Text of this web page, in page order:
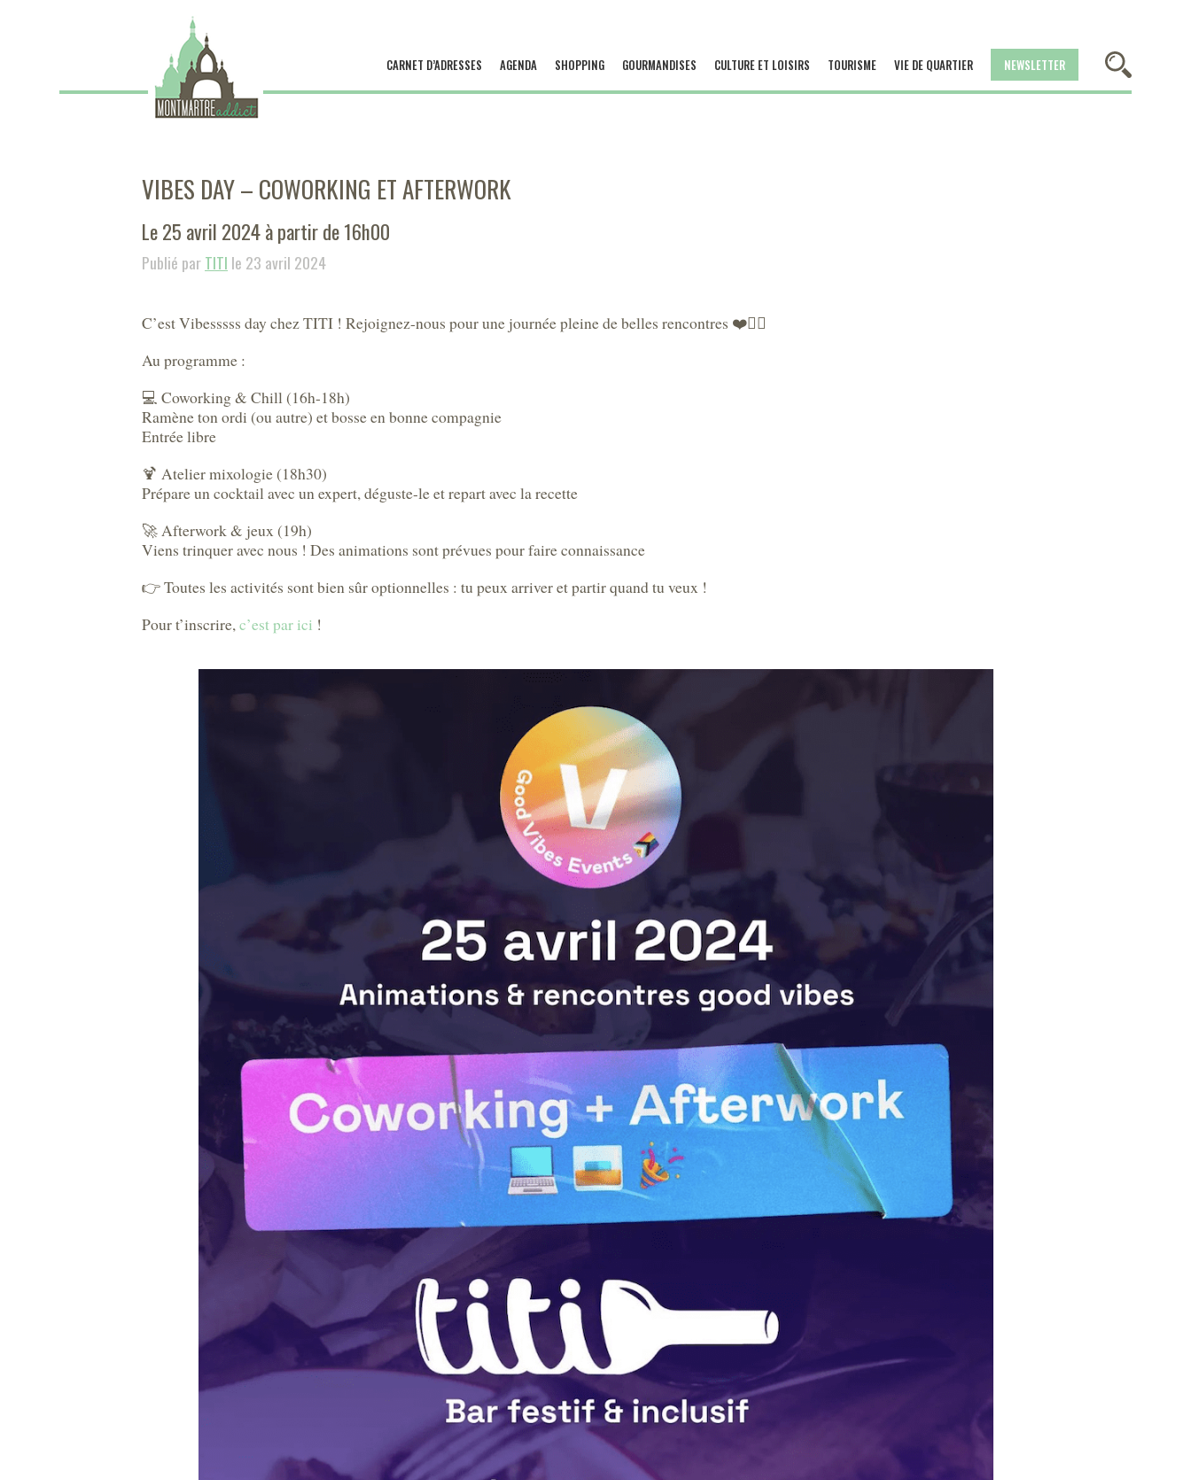
CARNET D’ADRESSES AGENDA SHOPPING GOURMANDISES CULTURE ET LOISIRS TOURISME VIE DE QUARTIER NEWSLETTER
VIBES DAY – COWORKING ET AFTERWORK
Le 25 avril 2024 à partir de 16h00
Publié parTITI le 23 avril 2024
C’est Vibesssss day chez TITI ! Rejoignez-nous pour une journée pleine de belles rencontres ❤️🏳️‍🌈
Au programme :
💻 Coworking & Chill (16h-18h)
Ramène ton ordi (ou autre) et bosse en bonne compagnie
Entrée libre
🍹 Atelier mixologie (18h30)
Prépare un cocktail avec un expert, déguste-le et repart avec la recette
🚀 Afterwork & jeux (19h)
Viens trinquer avec nous ! Des animations sont prévues pour faire connaissance
👉 Toutes les activités sont bien sûr optionnelles : tu peux arriver et partir quand tu veux !
Pour t’inscrire,c’est par ici !